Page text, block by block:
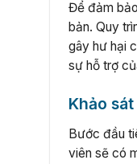
Để đảm
bản. Quy
gây hư hại
sự hỗ trợ
Khảo
Bước đầu
viên sẽ có